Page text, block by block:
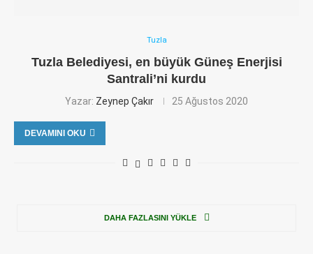
Tuzla
Tuzla Belediyesi, en büyük Güneş Enerjisi
Santrali’ni kurdu
Yazar: Zeynep Çakır 25 Ağustos 2020
DEVAMINI OKU
DAHA FAZLASINI YÜKLE